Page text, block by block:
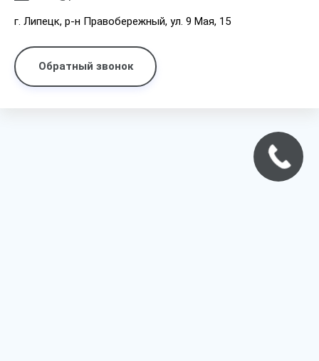
г. Липецк, р-н Правобережный, ул. 9 Мая, 15
Обратный звонок